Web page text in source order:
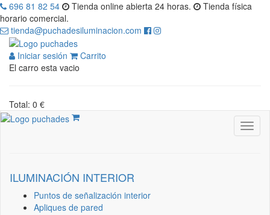
696 81 82 54 Tienda online abierta 24 horas.
Tienda física
horario comercial.
tienda@puchadesiluminacion.com
Iniciar sesión
Carrito
El carro esta vacio
Total: 0 €
ILUMINACIÓN INTERIOR
Puntos de señalización interior
Apliques de pared